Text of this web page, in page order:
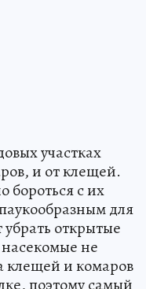
участках
и от клещей.
бороться с их
для
открытые
не
клещей и комаров